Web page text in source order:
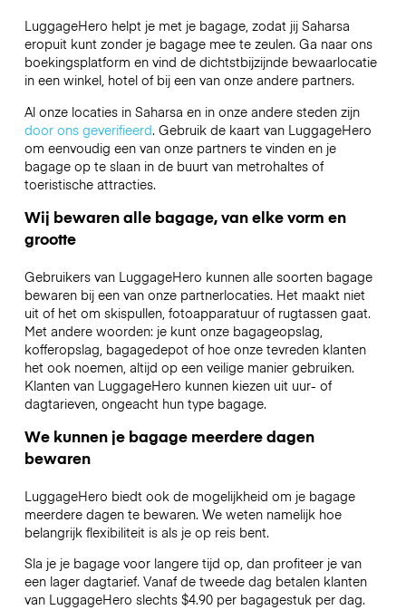
LuggageHero helpt je met je bagage, zodat jij Saharsa
eropuit kunt zonder je bagage mee te zeulen. Ga naar ons
boekingsplatform en vind de dichtstbijzijnde bewaarlocatie
in een winkel, hotel of bij een van onze andere partners.
Al onze locaties in Saharsa en in onze andere steden zijn
door ons geverifieerd. Gebruik de kaart van LuggageHero
om eenvoudig een van onze partners te vinden en je
bagage op te slaan in de buurt van metrohaltes of
toeristische attracties.
Wij bewaren alle bagage, van elke vorm en
grootte
Gebruikers van LuggageHero kunnen alle soorten bagage
bewaren bij een van onze partnerlocaties. Het maakt niet
uit of het om skispullen, fotoapparatuur of rugtassen gaat.
Met andere woorden: je kunt onze bagageopslag,
kofferopslag, bagagedepot of hoe onze tevreden klanten
het ook noemen, altijd op een veilige manier gebruiken.
Klanten van LuggageHero kunnen kiezen uit uur- of
dagtarieven, ongeacht hun type bagage.
We kunnen je bagage meerdere dagen
bewaren
LuggageHero biedt ook de mogelijkheid om je bagage
meerdere dagen te bewaren. We weten namelijk hoe
belangrijk flexibiliteit is als je op reis bent.
Sla je je bagage voor langere tijd op, dan profiteer je van
een lager dagtarief. Vanaf de tweede dag betalen klanten
van LuggageHero slechts $4.90 per bagagestuk per dag.